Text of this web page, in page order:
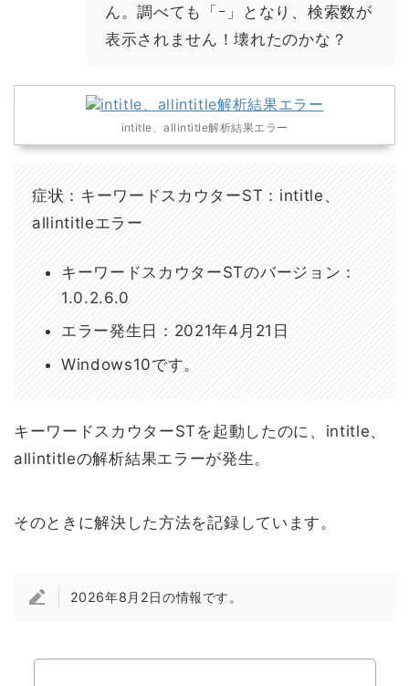
ん。調べても「ｰ」となり、検索数が
表示されません！壊れたのかな？
intitle、allintitle解析結果エラー
症状：キーワードスカウターST：intitle、
allintitleエラー
キーワードスカウターSTのバージョン：
1.0.2.6.0
エラー発生日：2021年4月21日
Windows10です。
キーワードスカウターSTを起動したのに、intitle、
allintitleの解析結果エラーが発生。
そのときに解決した方法を記録しています。
2026年8月2日の情報です。